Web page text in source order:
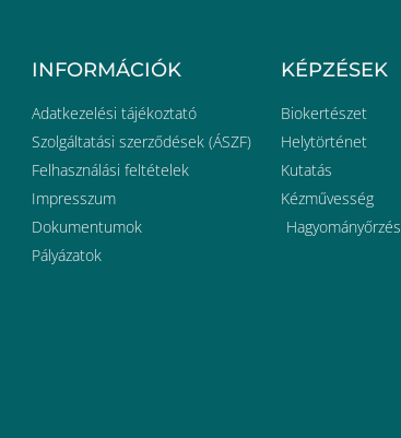
INFORMÁCIÓK
Adatkezelési tájékoztató
Szolgáltatási szerződések (ÁSZF)
Felhasználási feltételek
Impresszum
Dokumentumok
Pályázatok
KÉPZÉSEK
Biokertészet
Helytörténet
Kutatás
Kézművesség
Hagyományőrzés